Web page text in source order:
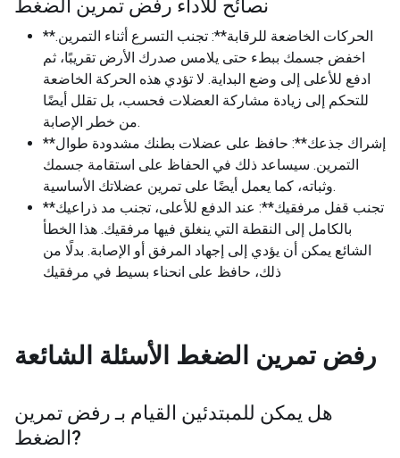
نصائح للأداء رفض تمرين الضغط
**الحركات الخاضعة للرقابة**: تجنب التسرع أثناء التمرين.
اخفض جسمك ببطء حتى يلامس صدرك الأرض تقريبًا، ثم
ادفع للأعلى إلى وضع البداية. لا تؤدي هذه الحركة الخاضعة
للتحكم إلى زيادة مشاركة العضلات فحسب، بل تقلل أيضًا
من خطر الإصابة.
**إشراك جذعك**: حافظ على عضلات بطنك مشدودة طوال
التمرين. سيساعد ذلك في الحفاظ على استقامة جسمك
وثباته، كما يعمل أيضًا على تمرين عضلاتك الأساسية.
**تجنب قفل مرفقيك**: عند الدفع للأعلى، تجنب مد ذراعيك
بالكامل إلى النقطة التي ينغلق فيها مرفقيك. هذا الخطأ
الشائع يمكن أن يؤدي إلى إجهاد المرفق أو الإصابة. بدلًا من
ذلك، حافظ على انحناء بسيط في مرفقيك
رفض تمرين الضغط الأسئلة الشائعة
هل يمكن للمبتدئين القيام بـ رفض تمرين
الضغط?